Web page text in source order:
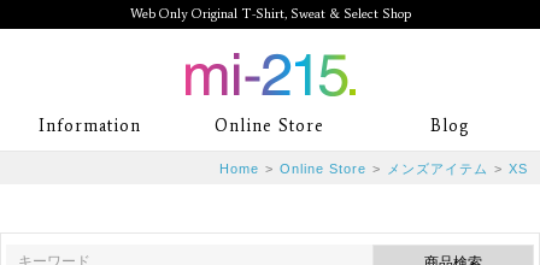
Web Only Original T-Shirt, Sweat & Select Shop
mi-215. Web Only Original T-Shirt,
Sweat & Select Shop mi-215. Tシャ
ランド専門通販
Information Online Store Blog
Home > Online Store > メンズアイテム > XS